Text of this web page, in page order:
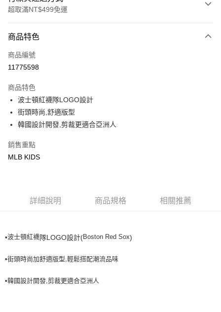
超取滿NT$499免運
信用卡一次付款
超商取貨付款
Apple Pay
街口支付
運送方式
全家取貨<不支援離島取退>
7-11取貨付款<未取貨列黑名單/不支援離島取退>
每筆NT$60，滿NT$499(含以上)免運費
商品特色
商品編號
11775598
商品特色
波士頓紅襪隊LOGO設計
街頭時尚,舒適版型
韓國設計開發,剪裁更適合亞洲人
銷售重點
MLB KIDS
詳細說明 商品規格 相關推薦
•波士頓紅襪隊LOGO設計(Boston Red Sox)
•街頭時尚加舒適版型,輕鬆搭配潮流品味
•韓國設計開發,剪裁更適合亞洲人